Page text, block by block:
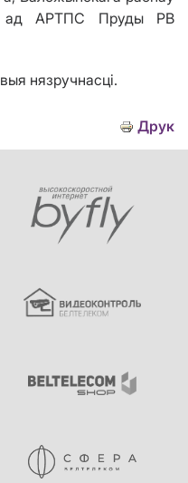
ад АРТПС Пруды РВ
нязручнасці.
Друк